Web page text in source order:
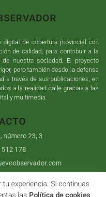
digital de cobertura provincial con
de calidad, para contribuir a la
nuestra sociedad. El proyecto
pero también desde la defensa
a través de sus publicaciones, en
a la realidad calle gracias a las
y multimedia.
número 23, 3
512 178
| Sumurdigital Diseño web
experiencia. Si continuas
las Política de cookies